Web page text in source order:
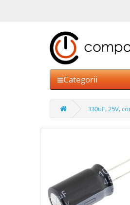
Categorii
330uF, 25V,